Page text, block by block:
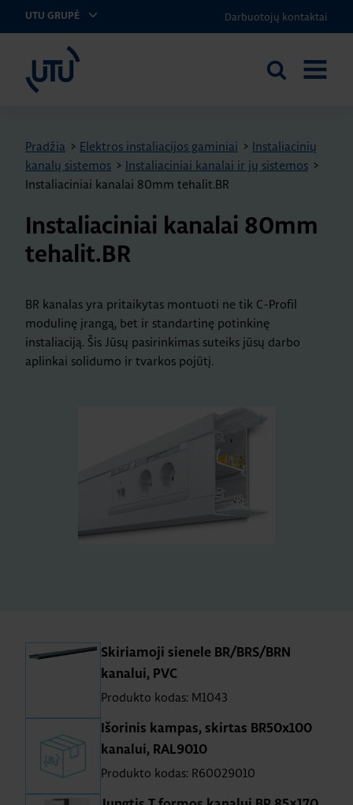
UTU GRUPĖ Darbuotojų kontaktai
UTU Lithuania
Ieškoti
Pradžia > Elektros instaliacijos gaminiai > Instaliacinių
kanalų sistemos > Instaliaciniai kanalai ir jų sistemos >
Instaliaciniai kanalai 80mm tehalit.BR
Instaliaciniai kanalai 80mm
tehalit.BR
BR kanalas yra pritaikytas montuoti ne tik C-Profil
modulinę įrangą, bet ir standartinę potinkinę
instaliaciją. Šis Jūsų pasirinkimas suteiks jūsų darbo
aplinkai solidumo ir tvarkos pojūtį.
Skiriamoji sienele BR/BRS/BRN
kanalui, PVC
Produkto kodas: M1043
Išorinis kampas, skirtas BR50x100
kanalui, RAL9010
Produkto kodas: R60029010